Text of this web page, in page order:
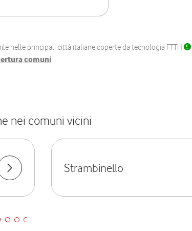
nelle principali città italiane coperte da tecnologia FTTH
comuni.
nei comuni vicini
Strambinello